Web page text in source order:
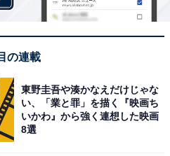
ダード
の連載
東野圭吾や湊かなえだけじゃな
い、「業と罪」を描く『映画ち
いかわ』から強く連想した映画
8選